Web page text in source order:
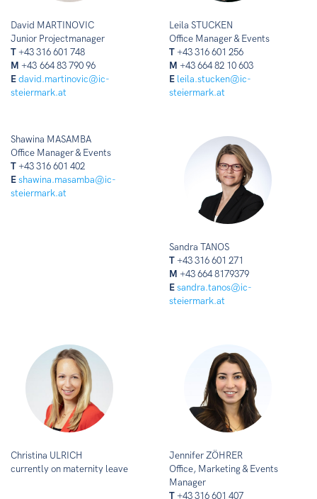
David MARTINOVIC
Junior Projectmanager
T+43 316 601 748
M +43 664 83 790 96
Edavid.martinovic@ic-
steiermark.at
Leila STUCKEN
Office Manager & Events
T+43 316 601 256
M +43 664 82 10 603
E leila.stucken@ic-
steiermark.at
Shawina MASAMBA
Office Manager & Events
T+43 316 601 402
Eshawina.masamba@ic-
steiermark.at
Sandra TANOS
T+43 316 601 271
M +43 664 8179379
Esandra.tanos@ic-
steiermark.at
Christina ULRICH
currently on maternity leave
Jennifer ZÖHRER
Office, Marketing & Events
Manager
T+43 316 601 407